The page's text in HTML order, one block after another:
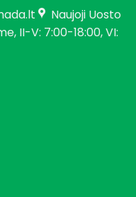
Naujoji Uosto
II-V: 7:00-18:00, VI: